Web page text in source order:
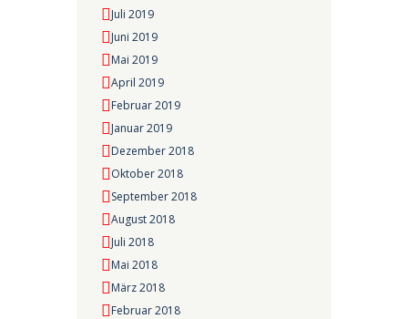
Juli 2019
Juni 2019
Mai 2019
April 2019
Februar 2019
Januar 2019
Dezember 2018
Oktober 2018
September 2018
August 2018
Juli 2018
Mai 2018
März 2018
Februar 2018